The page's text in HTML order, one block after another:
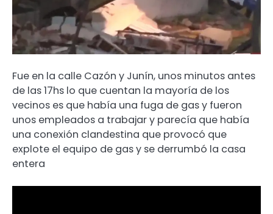
Fue en la calle Cazón y Junín, unos minutos antes
de las 17hs lo que cuentan la mayoría de los
vecinos es que había una fuga de gas y fueron
unos empleados a trabajar y parecía que había
una conexión clandestina que provocó que
explote el equipo de gas y se derrumbó la casa
entera